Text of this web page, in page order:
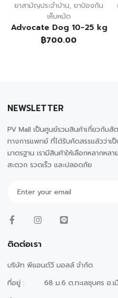
ยาสามัญประจำบ้าน, ยาป้องกัน
เห็บหมัด
Advocate Dog 10-25 kg
฿700.00
NEWSLETTER
PV Mall เป็นศูนย์รวมสินค้าเกี่ยวกับ
ทางการแพทย์ ที่ได้รับคัดสรรแล้วว่า
มาตรฐาน เรามีสินค้าให้เลือกหลากห
สะดวก รวดเร็ว และปลอดภัย
ติดต่อเรา
บริษัท พีแอนด์วี มอลล์ จำกัด
ที่อยู่ :
68 ม.6 ต.ทะเลชุบศร อ.